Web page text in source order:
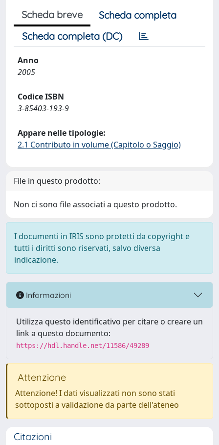
Scheda breve
Scheda completa
Scheda completa (DC)
Anno
2005
Codice ISBN
3-85403-193-9
Appare nelle tipologie:
2.1 Contributo in volume (Capitolo o Saggio)
File in questo prodotto:
Non ci sono file associati a questo prodotto.
I documenti in IRIS sono protetti da copyright e
tutti i diritti sono riservati, salvo diversa
indicazione.
Informazioni
Utilizza questo identificativo per citare o creare un
link a questo documento:
https://hdl.handle.net/11586/49289
Attenzione
Attenzione! I dati visualizzati non sono stati
sottoposti a validazione da parte dell'ateneo
Citazioni